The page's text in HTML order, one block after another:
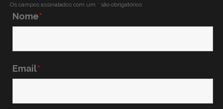
Os campos assinalados com um * são obrigatórios
Nome*
Email*